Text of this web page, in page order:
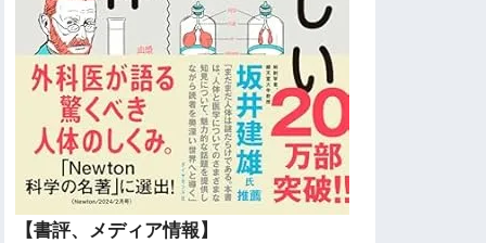
【書評、メディア情報】